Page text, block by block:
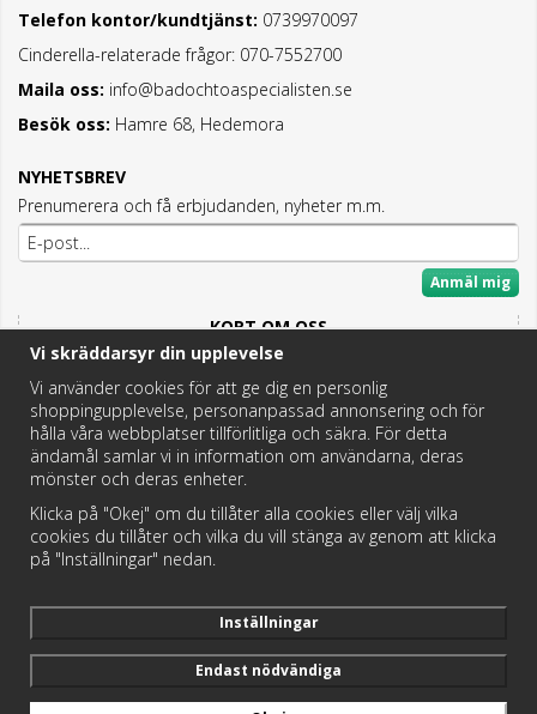
Telefon kontor/kundtjänst: 0739970097
Cinderella-relaterade frågor: 070-7552700
Maila oss: info@badochtoaspecialisten.se
Besök oss: Hamre 68, Hedemora
NYHETSBREV
Prenumerera och få erbjudanden, nyheter m.m.
Anmäl mig
KORT OM OSS
Här hittar du det bästa och mesta inom Badrum,
Fritidstoaletter och VVS.
Butik i Hedemora.
Vi hjälper dig hitta rätt reservdel!
https://badochtoaspecialisten.se/return/
Vi skräddarsyr din upplevelse
Vi använder cookies för att ge dig en personlig
shoppingupplevelse, personanpassad annonsering och för
hålla våra webbplatser tillförlitliga och säkra. För detta
ändamål samlar vi in information om användarna, deras
mönster och deras enheter.
Klicka på "Okej" om du tillåter alla cookies eller välj vilka
cookies du tillåter och vilka du vill stänga av genom att klicka
på "Inställningar" nedan.
Inställningar
Endast nödvändiga